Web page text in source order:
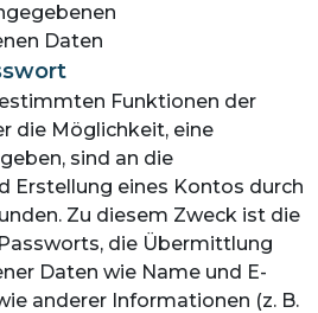
Daten
Funktionen der
die Möglichkeit, eine
sind an die
Erstellung eines Kontos durch
Zu diesem Zweck ist die
die Übermittlung
Daten wie Name und E-
anderer Informationen (z. B.